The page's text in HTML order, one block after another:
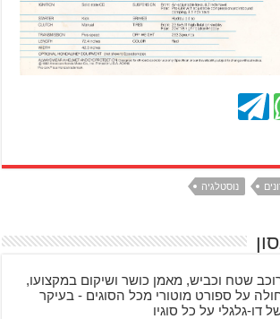
נוסטלגיה
שטח וכביש, מאמן כושר ושיקום במקצועו,
על ספורט מוטורי מכל הסוגים - בעיקר
דו-גלגלי על כל סוגיו